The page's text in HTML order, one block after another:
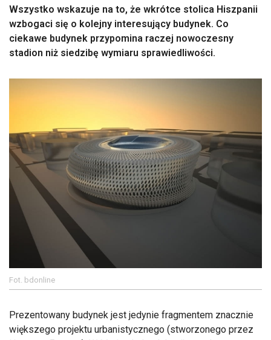
Wszystko wskazuje na to, że wkrótce stolica Hiszpanii
wzbogaci się o kolejny interesujący budynek. Co
ciekawe budynek przypomina raczej nowoczesny
stadion niż siedzibę wymiaru sprawiedliwości.
Fot. bdonline
Prezentowany budynek jest jedynie fragmentem znacznie
większego projektu urbanistycznego (stworzonego przez